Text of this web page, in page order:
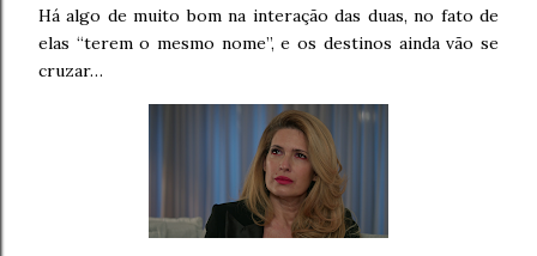
Há algo de muito bom na interação das duas, no fato de
elas “terem o mesmo nome”, e os destinos ainda vão se
cruzar…